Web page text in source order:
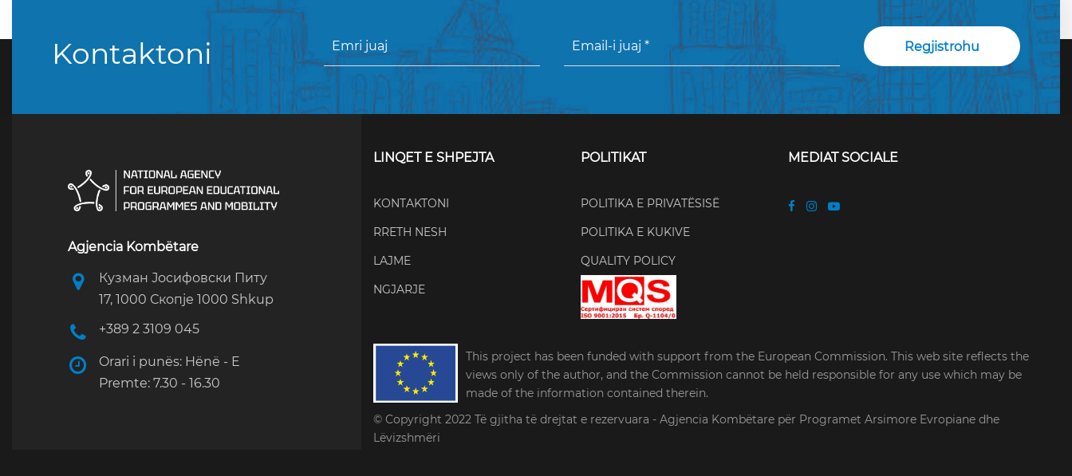
Kontaktoni
Agjencia Kombëtare
Кузман Јосифовски Питу
17, 1000 Скопје 1000 Shkup
+389 2 3109 045
Orari i punës: Hënë - E
Premte: 7.30 - 16.30
LINQET E SHPEJTA
KONTAKTONI
RRETH NESH
LAJME
NGJARJE
POLITIKAT
POLITIKA E PRIVATËSISË
POLITIKA E KUKIVE
QUALITY POLICY
MEDIAT SOCIALE
This project has been funded with support from the European Commission. This web site reflects the
views only of the author, and the Commission cannot be held responsible for any use which may be
made of the information contained therein.
© Copyright 2022 Të gjitha të drejtat e rezervuara - Agjencia Kombëtare për Programet Arsimore Evropiane dhe
Lëvizshmëri